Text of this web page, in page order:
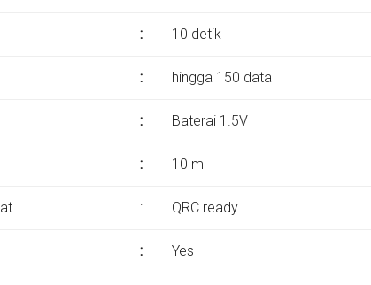
: 10 detik
: hingga 150 data
: Baterai 1.5V
: 10 ml
: QRC ready
: Yes